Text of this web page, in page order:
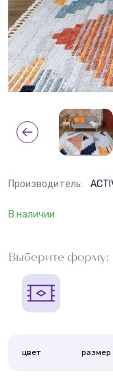
Производитель:
В наличии
Выберите форму:
цвет размер